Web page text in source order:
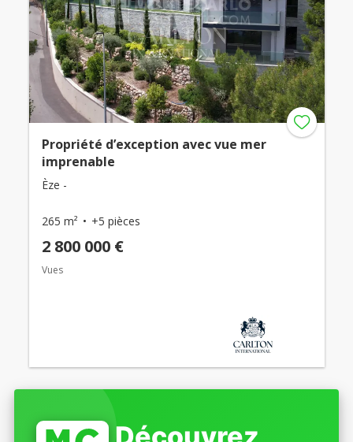
Propriété d’exception avec vue mer
imprenable
Èze -
265 m² +5 pièces
2 800 000 €
Vues